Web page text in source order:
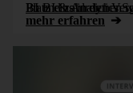
Im BI & Analytics Survey 25 von BARC liegt Bissantz auf Platz eins in den
mehr erfahren